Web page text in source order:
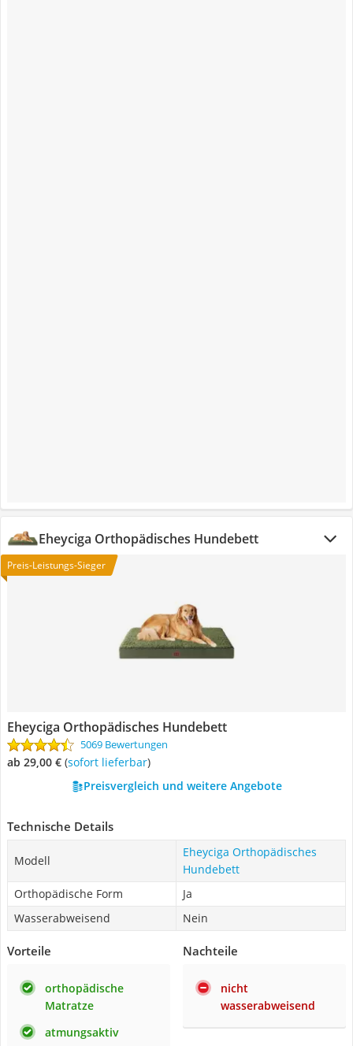
Eheyciga Orthopädisches Hundebett
Preis-Leistungs-Sieger
Eheyciga Orthopädisches Hundebett
5069 Bewertungen
ab 29,00 € ( Sofort lieferbar)
Preisvergleich und weitere Angebote
Technische Details
Modell
Eheyciga Orthopädisches
Hundebett
Orthopädische Form
Ja
Wasserabweisend
Nein
Vorteile
orthopädische
Matratze
atmungsaktiv
Nachteile
nicht
wasserabweisend